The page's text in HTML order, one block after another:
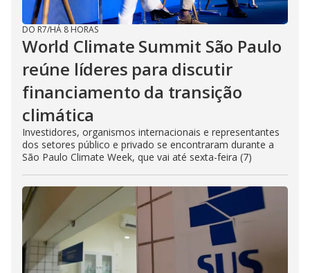
DO R7/HÁ 8 HORAS
World Climate Summit São Paulo
reúne líderes para discutir
financiamento da transição
climática
Investidores, organismos internacionais e representantes
dos setores público e privado se encontraram durante a
São Paulo Climate Week, que vai até sexta-feira (7)